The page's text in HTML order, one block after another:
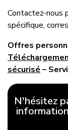
Contactez-nous
spécifique,
Offres
sécurisé –
N'hésitez